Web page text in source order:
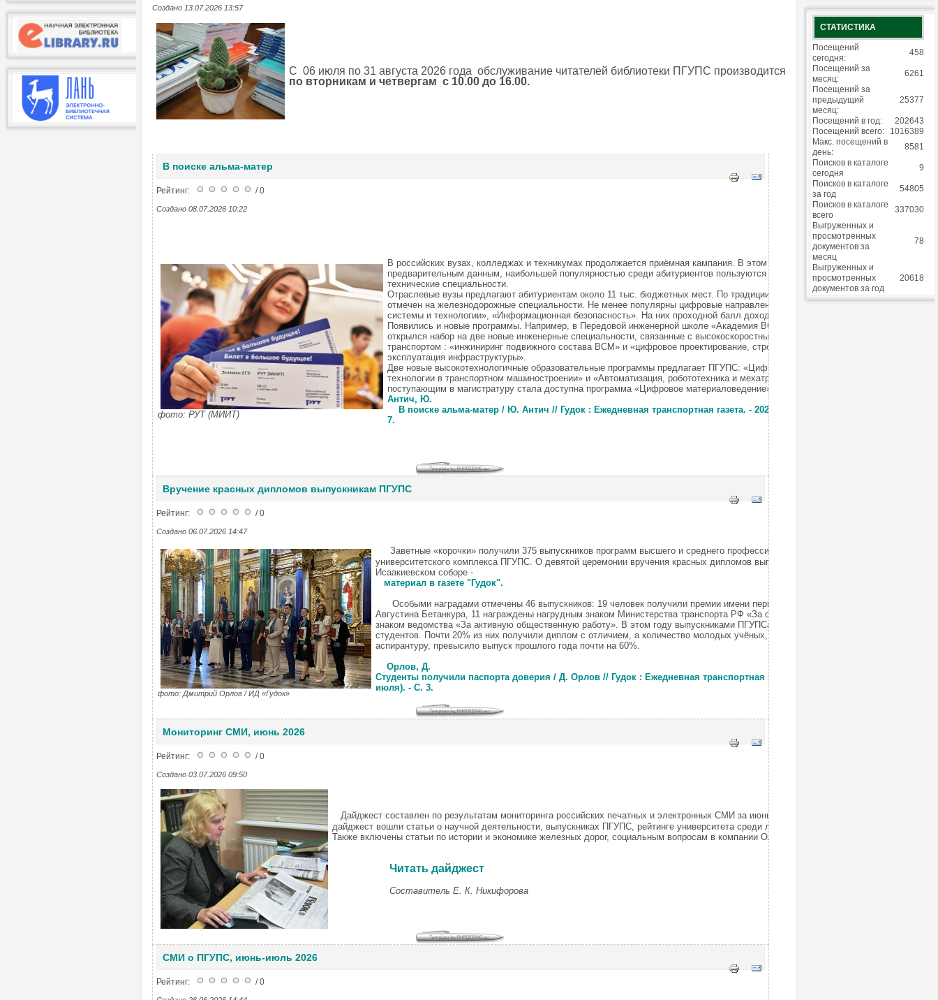
СТАТИСТИКА
Посещений
сегодня:
458
Посещений за
месяц:
6261
Посещений за
предыдущий
месяц:
25377
Посещений в год:
202643
Посещений всего:
1016389
Макс. посещений в
день:
8581
Поисков в каталоге
сегодня
9
Поисков в каталоге
за год
54805
Поисков в каталоге
всего
337030
Выгруженных и
просмотренных
документов за
месяц
78
Выгруженных и
просмотренных
документов за год
20618
Создано 13.07.2026 13:57
С 06 июля по 31 августа 2026 года обслуживание читателей библиотеки ПГУПС производится
по вторникам и четвергам с 10.00 до 16.00.
В поиске альма-матер
Рейтинг: / 0
Создано 08.07.2026 10:22
фото: РУТ (МИИТ)
В российских вузах, колледжах и техникумах продолжается приёмная кампания. В этом году, по
предварительным данным, наибольшей популярностью среди абитуриентов пользуются инженерные и
технические специальности.
Отраслевые вузы предлагают абитуриентам около 11 тыс. бюджетных мест. По традиции высокий спрос
отмечен на железнодорожные специальности.
Не менее популярны цифровые направления: «Информационные
системы и технологии», «Информационная безопасность». На них проходной балл доходит до 200.
Появились и новые программы. Например, в Передовой инженерной школе «Академия ВСМ» РУТ (МИИТ)
открылся набор на две новые инженерные специальности, связанные с высокоскоростным железнодорожным
транспортом : «инжиниринг подвижного состава ВСМ» и «цифровое проектирование, строительство и
эксплуатация инфраструктуры».
Две новые высокотехнологичные образовательные программы предлагает ПГУПС: «Цифровые сервисы и
технологии в транспортном машиностроении» и «Автоматизация, робототехника и мехатроника», а
поступающим в магистратуру стала доступна программа «Цифровое материаловедение».
Антич, Ю.
В поиске альма-матер / Ю. Антич // Гудок : Ежедневная транспортная газета. - 2026. - N 99(7 июля). - С.
7.
Вручение красных дипломов выпускникам ПГУПС
Рейтинг: / 0
Создано 06.07.2026 14:47
фото: Дмитрий Орлов / ИД «Гудок»
Заветные «корочки» получили 375 выпускников программ высшего и среднего профессионального образования
университетского комплекса ПГУПС. О девятой церемонии вручения красных дипломов выпускникам ПГУПС в
Исаакиевском соборе -
материал в газете "Гудок".
Особыми наградами отмечены 46 выпускников: 19 человек получили премии имени первого ректора ПГУПСа
Августина Бетанкура, 11 награждены нагрудным знаком Министерства транспорта РФ «За отличие в учёбе», 16 –
знаком ведомства «За активную общественную работу». В этом году выпускниками ПГУПСа стали более 1500
студентов. Почти 20% из них получили диплом с отличием, а количество молодых учёных, успешно окончивших
аспирантуру, превысило выпуск прошлого года почти на 60%.
Орлов, Д.
Студенты получили паспорта доверия / Д. Орлов // Гудок : Ежедневная транспортная газета. - 2026. - N 99(7
июля). - С. 3.
Мониторинг СМИ, июнь 2026
Рейтинг: / 0
Создано 03.07.2026 09:50
Дайджест составлен по результатам мониторинга российских печатных и электронных СМИ за июнь 2026 года. В
дайджест вошли статьи о научной деятельности, выпускниках ПГУПС, рейтинге университета среди лучших вузов России.
Также включены статьи по истории и экономике железных дорог, социальным вопросам в компании ОАО «РЖД».
Читать дайджест
Составитель Е. К. Никифорова
СМИ о ПГУПС, июнь-июль 2026
Рейтинг: / 0